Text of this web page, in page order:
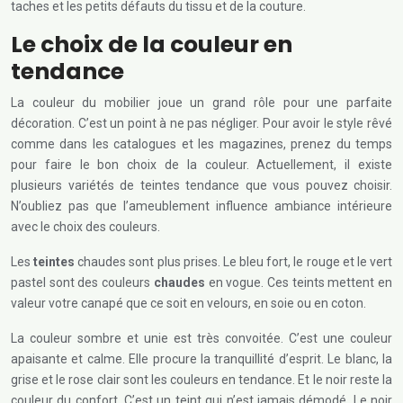
taches et les petits défauts du tissu et de la couture.
Le choix de la couleur en
tendance
La couleur du mobilier joue un grand rôle pour une parfaite
décoration. C’est un point à ne pas négliger. Pour avoir le style rêvé
comme dans les catalogues et les magazines, prenez du temps
pour faire le bon choix de la couleur. Actuellement, il existe
plusieurs variétés de teintes tendance que vous pouvez choisir.
N’oubliez pas que l’ameublement influence ambiance intérieure
avec le choix des couleurs.
Lesteinteschaudes sont plus prises. Le bleu fort, le rouge et le vert
pastel sont des couleurs chaudes en vogue. Ces teints mettent en
valeur votre canapé que ce soit en velours, en soie ou en coton.
La couleur sombre et unie est très convoitée. C’est une couleur
apaisante et calme. Elle procure la tranquillité d’esprit. Le blanc, la
grise et le rose clair sont les couleurs en tendance. Et le noir reste la